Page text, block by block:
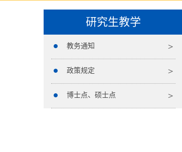
研究生教学
教务通知
政策规定
博士点、硕士点